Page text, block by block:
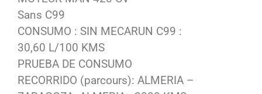
Sans C99
CONSUMO : SIN MECARUN C99 :
30,60 L/100 KMS
PRUEBA DE CONSUMO
RECORRIDO (parcours): ALMERIA –